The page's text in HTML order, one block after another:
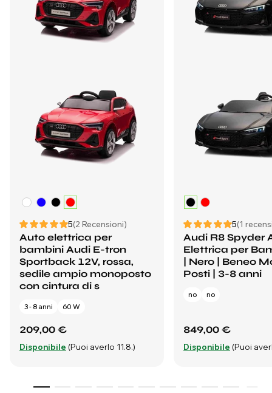
5(2 Recensioni)
Auto elettrica per
bambini Audi E-tron
Sportback 12V, rossa,
sedile ampio monoposto
con cintura di s
3 - 8 anni 60 W
209,00 €
Disponibile (Puoi averlo 11.8.)
5(1
Audi R8 Spyder
Elettrica per
| Nero | Beneo
Posti | 3-8 anni
no no
849,00 €
Disponibile (Puoi